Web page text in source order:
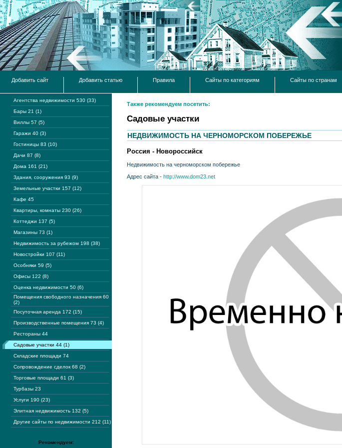
Добавить сайт Добавить статью Правила Сайты по категориям Сайты по странам
Агентства недвижимости 530 (33)
Бары 21 (1)
Виллы 57 (5)
Гаражи 40 (3)
Гостиницы 83 (10)
Дачи 87 (8)
Дома 161 (21)
Здания, сооружения 93 (9)
Земельные участки 157 (12)
Кафе 45
Квартиры, комнаты 230 (26)
Коттеджи 137 (5)
Магазины 73 (1)
Недвижимость за рубежом 198 (38)
Новостройки 107 (11)
Особняки 59 (5)
Офисы 122 (8)
Оценка недвижимости 50 (6)
Помещения свободного назначения 60
(2)
Посуточная аренда 172 (15)
Производственные помещения 73 (4)
Рестораны 44
Садовые участки 44 (1)
Складские площади 74
Сопровождение сделок 68 (2)
Торговые площади 61 (3)
Турбазы 23
Услуги 190 (23)
Элитная недвижимость 132 (5)
Другие сайты по недвижимости 212 (11)
Рекомендуем:
Также рекомендуем посетить:
Садовые участки
НЕДВИЖИМОСТЬ НА ЧЕРНОМОРСКОМ ПОБЕРЕЖЬЕ
Россия - Новороссийск
Недвижимость на черноморском побережье
Адрес сайта - http://www.dom23.net